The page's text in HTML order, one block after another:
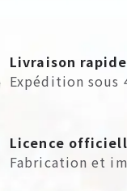
Livraison rapide
Expédition sous
Licence
Fabrication et